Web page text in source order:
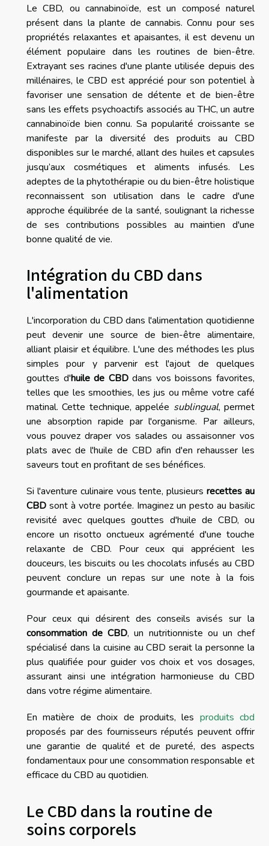
Le CBD, ou cannabinoïde, est un composé naturel
présent dans la plante de cannabis. Connu pour ses
propriétés relaxantes et apaisantes, il est devenu un
élément populaire dans les routines de bien-être.
Extrayant ses racines d'une plante utilisée depuis des
millénaires, le CBD est apprécié pour son potentiel à
favoriser une sensation de détente et de bien-être
sans les effets psychoactifs associés au THC, un autre
cannabinoïde bien connu. Sa popularité croissante se
manifeste par la diversité des produits au CBD
disponibles sur le marché, allant des huiles et capsules
jusqu’aux cosmétiques et aliments infusés. Les
adeptes de la phytothérapie ou du bien-être holistique
reconnaissent son utilisation dans le cadre d'une
approche équilibrée de la santé, soulignant la richesse
de ses contributions possibles au maintien d'une
bonne qualité de vie.
Intégration du CBD dans
l'alimentation
L'incorporation du CBD dans l'alimentation quotidienne
peut devenir une source de bien-être alimentaire,
alliant plaisir et équilibre. L'une des méthodes les plus
simples pour y parvenir est l'ajout de quelques
gouttes d'huile de CBDdans vos boissons favorites,
telles que les smoothies, les jus ou même votre café
matinal. Cette technique, appelée sublingual, permet
une absorption rapide par l'organisme. Par ailleurs,
vous pouvez draper vos salades ou assaisonner vos
plats avec de l'huile de CBD afin d'en rehausser les
saveurs tout en profitant de ses bénéfices.
Si l'aventure culinaire vous tente, plusieursrecettes au
CBD sont à votre portée. Imaginez un pesto au basilic
revisité avec quelques gouttes d'huile de CBD, ou
encore un risotto onctueux agrémenté d'une touche
relaxante de CBD. Pour ceux qui apprécient les
douceurs, les biscuits ou les chocolats infusés au CBD
peuvent conclure un repas sur une note à la fois
gourmande et apaisante.
Pour ceux qui désirent des conseils avisés sur la
consommation de CBD, un nutritionniste ou un chef
spécialisé dans la cuisine au CBD serait la personne la
plus qualifiée pour guider vos choix et vos dosages,
assurant ainsi une intégration harmonieuse du CBD
dans votre régime alimentaire.
En matière de choix de produits, les produits cbd
proposés par des fournisseurs réputés peuvent offrir
une garantie de qualité et de pureté, des aspects
fondamentaux pour une consommation responsable et
efficace du CBD au quotidien.
Le CBD dans la routine de
soins corporels